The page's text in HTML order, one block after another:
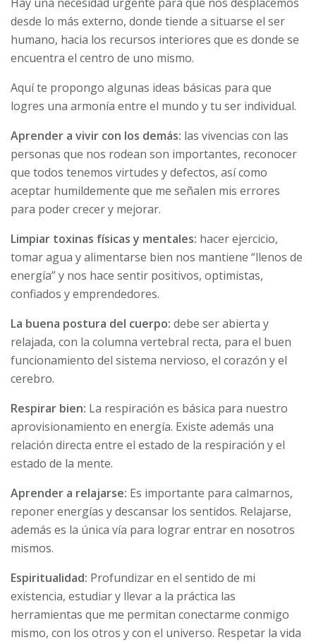
desde lo más externo, donde tiende a situarse el ser
humano, hacia los recursos interiores que es donde se
encuentra el centro de uno mismo.
Aquí te propongo algunas ideas básicas para que
logres una armonía entre el mundo y tu ser individual.
Aprender a vivir con los demás: las vivencias con las
personas que nos rodean son importantes, reconocer
que todos tenemos virtudes y defectos, así como
aceptar humildemente que me señalen mis errores
para poder crecer y mejorar.
Limpiar toxinas físicas y mentales: hacer ejercicio,
tomar agua y alimentarse bien nos mantiene “llenos de
energía” y nos hace sentir positivos, optimistas,
confiados y emprendedores.
La buena postura del cuerpo: debe ser abierta y
relajada, con la columna vertebral recta, para el buen
funcionamiento del sistema nervioso, el corazón y el
cerebro.
Respirar bien: La respiración es básica para nuestro
aprovisionamiento en energía. Existe además una
relación directa entre el estado de la respiración y el
estado de la mente.
Aprender a relajarse: Es importante para calmarnos,
reponer energías y descansar los sentidos. Relajarse,
además es la única vía para lograr entrar en nosotros
mismos.
Espiritualidad: Profundizar en el sentido de mi
existencia, estudiar y llevar a la práctica las
herramientas que me permitan conectarme conmigo
mismo, con los otros y con el universo. Respetar la vida